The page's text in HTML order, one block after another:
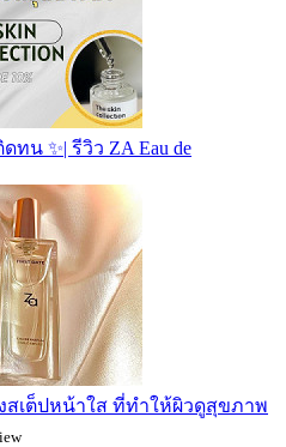
น ✨| รีวิว ZA Eau de
งสเต็ปหน้าใส ที่ทำให้ผิวดูสุขภาพ